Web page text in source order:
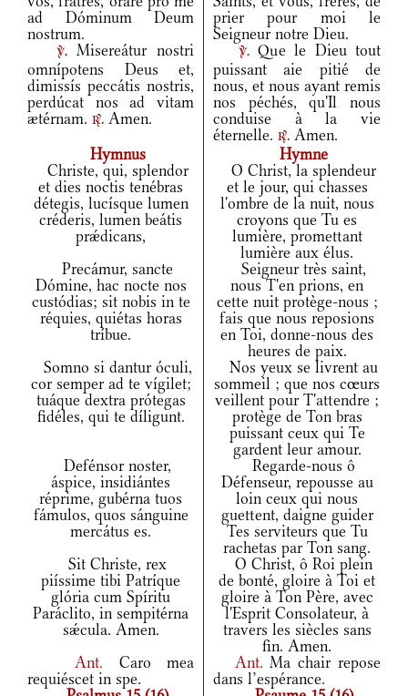
ad Dóminum Deum
nostrum.
prier pour moi le
Seigneur notre Dieu.
v.Misereátur nostri
omnípotens Deus et,
dimissís peccátis nostris,
perdúcat nos ad vitam
ætérnam. r. Amen.
v.Que le Dieu tout
puissant aie pitié de
nous, et nous ayant remis
nos péchés, qu'Il nous
conduise à la vie
éternelle. r. Amen.
Hymnus
Hymne
Christe, qui, splendor
et dies noctis tenébras
détegis, lucísque lumen
créderis, lumen beátis
prǽdicans,
O Christ, la splendeur
et le jour, qui chasses
l'ombre de la nuit, nous
croyons que Tu es
lumière, promettant
lumière aux élus.
Precámur, sancte
Dómine, hac nocte nos
custódias; sit nobis in te
réquies, quiétas horas
tríbue.
Seigneur très saint,
nous T'en prions, en
cette nuit protège-nous ;
fais que nous reposions
en Toi, donne-nous des
heures de paix.
Somno si dantur óculi,
cor semper ad te vígilet;
tuáque dextra prótegas
fidéles, qui te díligunt.
Nos yeux se livrent au
sommeil ; que nos cœurs
veillent pour T'attendre ;
protège de Ton bras
puissant ceux qui Te
gardent leur amour.
Defénsor noster,
áspice, insidiántes
réprime, gubérna tuos
fámulos, quos sánguine
mercátus es.
Regarde-nous ô
Défenseur, repousse au
loin ceux qui nous
guettent, daigne guider
Tes serviteurs que Tu
rachetas par Ton sang.
Sit Christe, rex
piíssime tibi Patríque
glória cum Spíritu
Paráclito, in sempitérna
sǽcula. Amen.
O Christ, ô Roi plein
de bonté, gloire à Toi et
gloire à Ton Père, avec
l'Esprit Consolateur, à
travers les siècles sans
fin. Amen.
Ant. Caro mea
requiéscet in spe.
Ant.Ma chair repose
dans l’espérance.